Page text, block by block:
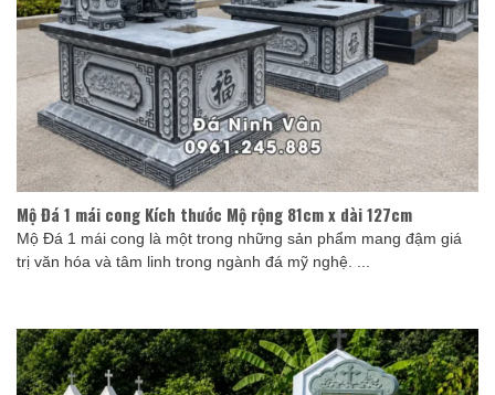
Mộ Đá 1 mái cong Kích thước Mộ rộng 81cm x dài 127cm
Mộ Đá 1 mái cong là một trong những sản phẩm mang đậm giá
trị văn hóa và tâm linh trong ngành đá mỹ nghệ. ...